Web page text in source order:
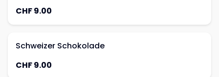
CHF 9.00
Schweizer Schokolade
CHF 9.00